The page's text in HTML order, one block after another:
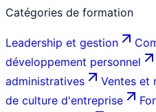
Catégories de formation
Leadership et gestion
développement personnel
administratives
Ventes et
de culture d'entreprise